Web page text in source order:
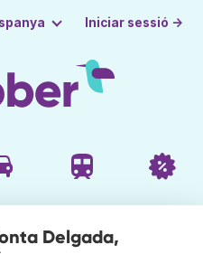
Iniciar sessió →
Delgada,